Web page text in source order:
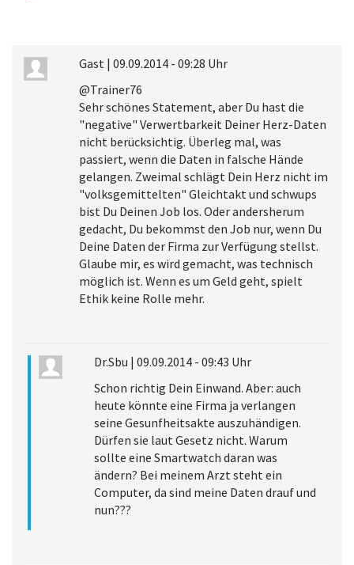
Gast | 09.09.2014 - 09:28 Uhr
@Trainer76
Sehr schönes Statement, aber Du hast die
"negative" Verwertbarkeit Deiner Herz-Daten
nicht berücksichtig. Überleg mal, was
passiert, wenn die Daten in falsche Hände
gelangen. Zweimal schlägt Dein Herz nicht im
"volksgemittelten" Gleichtakt und schwups
bist Du Deinen Job los. Oder andersherum
gedacht, Du bekommst den Job nur, wenn Du
Deine Daten der Firma zur Verfügung stellst.
Glaube mir, es wird gemacht, was technisch
möglich ist. Wenn es um Geld geht, spielt
Ethik keine Rolle mehr.
Dr.Sbu | 09.09.2014 - 09:43 Uhr
Schon richtig Dein Einwand. Aber: auch
heute könnte eine Firma ja verlangen
seine Gesunfheitsakte auszuhändigen.
Dürfen sie laut Gesetz nicht. Warum
sollte eine Smartwatch daran was
ändern? Bei meinem Arzt steht ein
Computer, da sind meine Daten drauf und
nun???